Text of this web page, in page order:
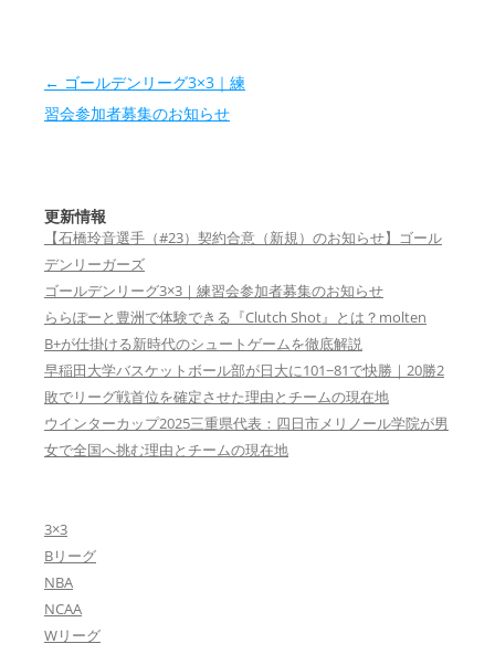
投稿ナビゲーション
← ゴールデンリーグ3×3｜練
習会参加者募集のお知らせ
更新情報
【石橋玲音選手（#23）契約合意（新規）のお知らせ】ゴール
デンリーガーズ
ゴールデンリーグ3×3｜練習会参加者募集のお知らせ
ららぽーと豊洲で体験できる『Clutch Shot』とは？molten
B+が仕掛ける新時代のシュートゲームを徹底解説
早稲田大学バスケットボール部が日大に101−81で快勝｜20勝2
敗でリーグ戦首位を確定させた理由とチームの現在地
ウインターカップ2025三重県代表：四日市メリノール学院が男
女で全国へ挑む理由とチームの現在地
3×3
Bリーグ
NBA
NCAA
Wリーグ